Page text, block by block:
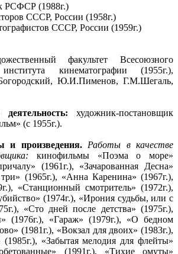
РСФСР (1988г.)
СССР, России (1958г.)
СССР, России (1959г.)
факультет Всесоюзного
института кинематографии (1955г.),
Ю.И.Пименов, Г.М.Шегаль,
деятельность: художник-постановщик
(с 1955г.).
и произведения.
Работы в качестве
кинофильмы «Поэма о море»
(1961г.), «Зачарованная Десна»
(1965г.), «Анна Каренина» (1967г.),
«Станционный смотритель» (1972г.),
(1974г.), «Ирония судьбы, или с
«Сто дней после детства» (1975г.),
(1976г.), «Гараж» (1979г.), «О бедном
(1981г.), «Вокзал для двоих» (1983г.),
«Забытая мелодия для флейты»
(1991г.), «Тихие омуты»